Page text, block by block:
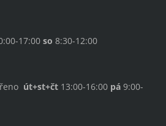
17:00 so 8:30-12:00
út+st+čt 13:00-16:00 pá9:00-